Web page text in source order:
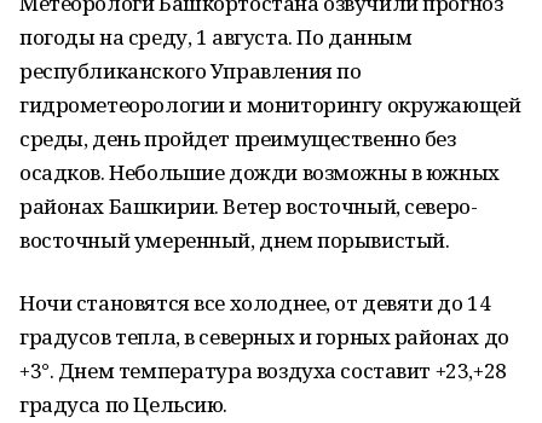
погоды на среду, 1 августа. По данным
республиканского Управления по
гидрометеорологии и мониторингу окружающей
среды, день пройдет преимущественно без
осадков. Небольшие дожди возможны в южных
районах Башкирии. Ветер восточный, северо-
восточный умеренный, днем порывистый.
Ночи становятся все холоднее, от девяти до 14
градусов тепла, в северных и горных районах до
+3°. Днем температура воздуха составит +23,+28
градуса по Цельсию.